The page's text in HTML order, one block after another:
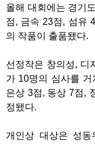
올해 대회에는 경기
점, 금속 23점, 섬유
의 작품이 출품됐다.
선정작은 창의성, 디
가 10명의 심사를
은상 3점, 동상 7점,
정됐다.
개인상 대상은 성동